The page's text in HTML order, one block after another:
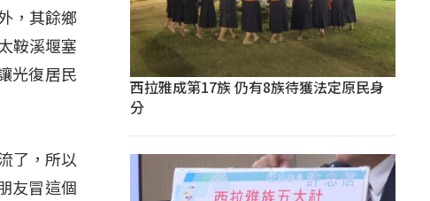
，其餘鄉
鞍溪堰塞
光復居民
了，所以
友冒這個
西拉雅成第17族 仍有8族待獲法定原民身
分